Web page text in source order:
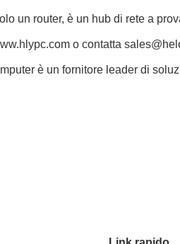
un router, è un hub di rete a
o contatta
è un fornitore leader di